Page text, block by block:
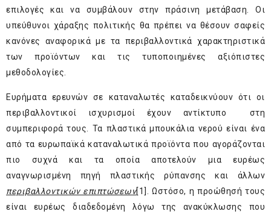
επιλογές και να συμβάλουν στην πράσινη μετάβαση. Οι
υπεύθυνοι χάραξης πολιτικής θα πρέπει να θέσουν σαφείς
κανόνες αναφορικά με τα περιβαλλοντικά χαρακτηριστικά
των προϊόντων και τις τυποποιημένες αξιόπιστες
μεθοδολογίες.
Ευρήματα ερευνών σε καταναλωτές καταδεικνύουν ότι οι
περιβαλλοντικοί ισχυρισμοί έχουν αντίκτυπο στη
συμπεριφορά τους. Τα πλαστικά μπουκάλια νερού είναι ένα
από τα ευρωπαϊκά καταναλωτικά προϊόντα που αγοράζονται
πιο συχνά και τα οποία αποτελούν μια ευρέως
αναγνωρισμένη πηγή πλαστικής ρύπανσης και άλλων
περιβαλλοντικών επιπτώσεων[1]. Ωστόσο, η προώθησή τους
είναι ευρέως διαδεδομένη λόγω της ανακύκλωσης που